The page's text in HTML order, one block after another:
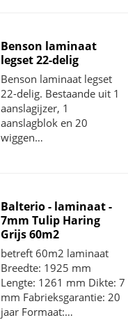
Benson laminaat
legset 22-delig
Benson laminaat legset
22-delig. Bestaande uit 1
aanslagijzer, 1
aanslagblok en 20
wiggen…
Balterio - laminaat -
7mm Tulip Haring
Grijs 60m2
betreft 60m2 laminaat
Breedte: 1925 mm
Lengte: 1261 mm Dikte: 7
mm Fabrieksgarantie: 20
jaar Formaat:…